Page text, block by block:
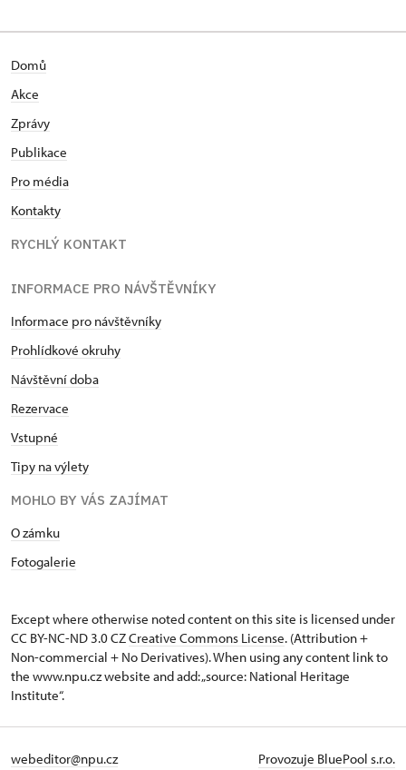
Domů
Akce
Zprávy
Publikace
Pro média
Kontakty
RYCHLÝ KONTAKT
INFORMACE PRO NÁVŠTĚVNÍKY
Informace pro návštěvníky
Prohlídkové okruhy
Návštěvní doba
Rezervace
Vstupné
Tipy na výlety
MOHLO BY VÁS ZAJÍMAT
O zámku
Fotogalerie
Except where otherwise noted content on this site is licensed under
CC BY-NC-ND 3.0 CZCreative Commons License. (Attribution +
Non-commercial + No Derivatives). When using any content link to
the www.npu.cz website and add: „source: National Heritage
Institute“.
webeditor@npu.cz Provozuje BluePool s.r.o.